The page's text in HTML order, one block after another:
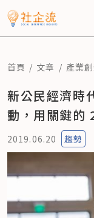
首頁 文章 產業
新公民經濟時
動，用關鍵的
2019.06.20 趨勢